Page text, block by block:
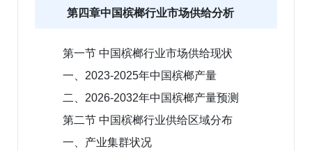
第四章中国槟榔行业市场供给分析
第一节 中国槟榔行业市场供给现状
一、2023-2025年中国槟榔产量
二、2026-2032年中国槟榔产量预测
第二节 中国槟榔行业供给区域分布
一、产业集群状况